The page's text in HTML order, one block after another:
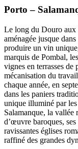
Porto –
Le long du Douro aux
aménagée jusque
produire un vin
marquis de Pombal,
vignes en terrasses de
mécanisation du
chaque année, en
dans les paniers
unique illuminé par
Salamanque, la
d’œuvre baroques,
ravissantes églises
raffiné des grandes